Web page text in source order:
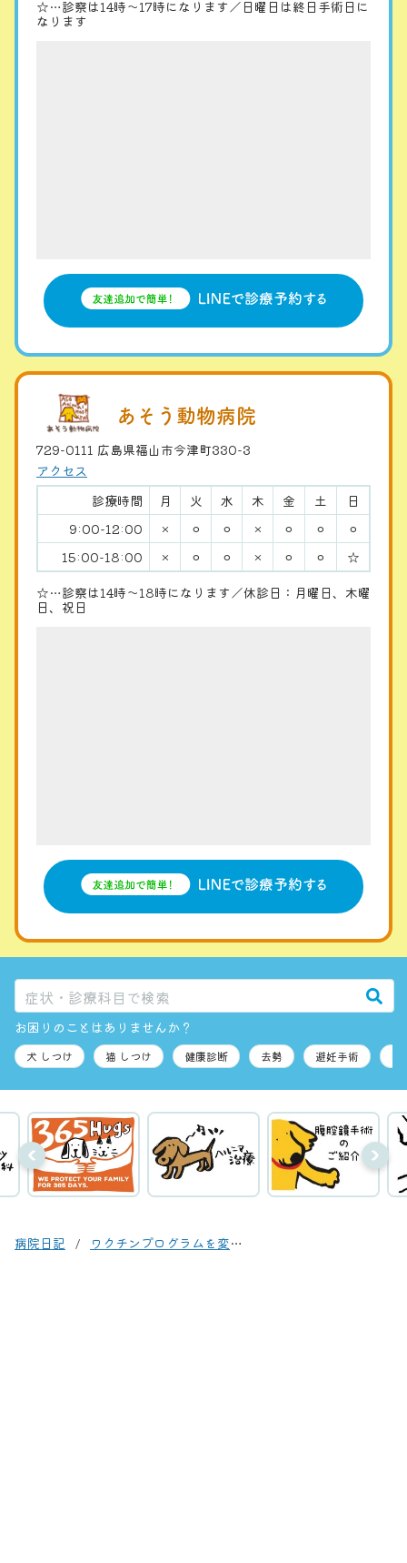
☆…診察は14時〜17時になります／日曜日は終日手術日に
なります
あそう動物病院
729-0111 広島県福山市今津町330-3
アクセス
診療時間
月 火 水 木 金 土
日
9:00-12:00
× ⚪︎ ⚪︎ × ⚪︎ ⚪︎
⚪︎
15:00-18:00
× ⚪︎ ⚪︎ × ⚪︎ ⚪︎
☆
☆…診察は14時〜18時になります／休診日：月曜日、木曜
日、祝日
お困りのことはありませんか？
病院日記 ワクチンプログラムを変更しました